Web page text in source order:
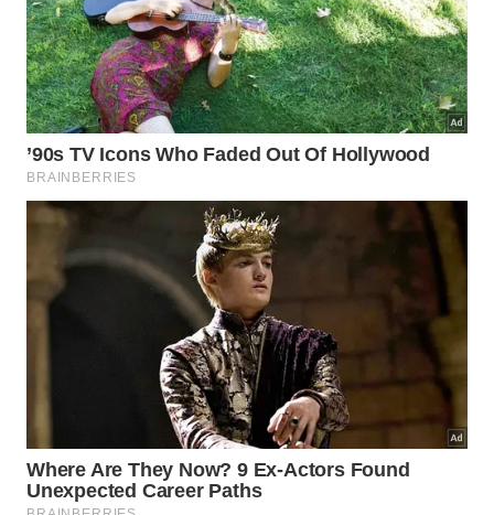
Por que a madeira costuma ser a
opção mais equilibrada?
A tábua de madeira costuma ser a escolha mais
equilibrada porque combina boa durabilidade,
conforto no corte e menor agressão ao fio das
madeira bem cuidada pode ser higiênica. Suas
fibras retêm parte das bactérias em camadas
internas, onde elas tendem a perder viabilidade com
o tempo, enquanto a superfície seca corretamente.